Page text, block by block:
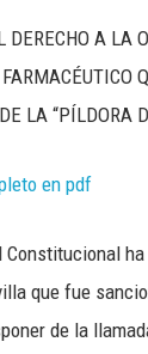
DERECHO A LA
LA “PÍLDORA
en pdf
Constitucional
que fue
de la